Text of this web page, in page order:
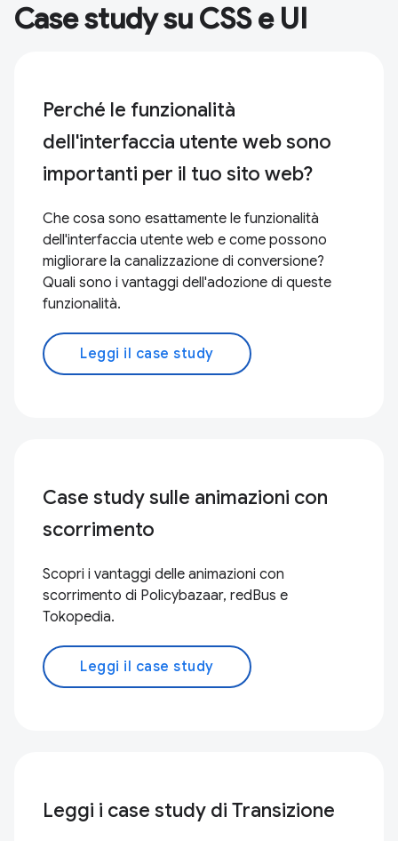
Case study su CSS e UI
Perché le funzionalità
dell'interfaccia utente web sono
importanti per il tuo sito web?
Che cosa sono esattamente le funzionalità
dell'interfaccia utente web e come possono
migliorare la canalizzazione di conversione?
Quali sono i vantaggi dell'adozione di queste
funzionalità.
Leggi il case study
Case study sulle animazioni con
scorrimento
Scopri i vantaggi delle animazioni con
scorrimento di Policybazaar, redBus e
Tokopedia.
Leggi il case study
Leggi i case study di Transizione